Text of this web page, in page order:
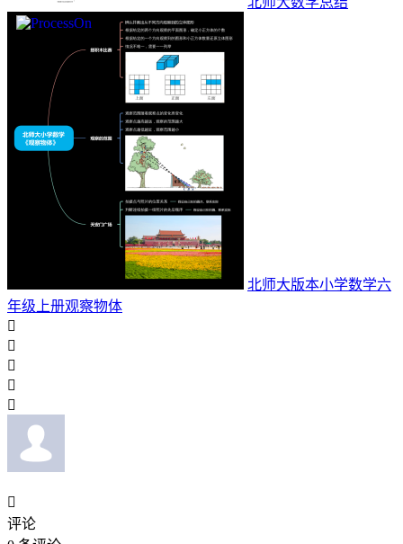
北师大版本小学数学六
年级上册观察物体






评论